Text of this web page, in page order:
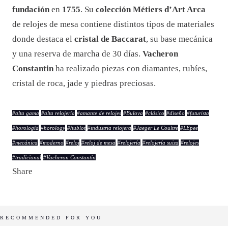
fundación en 1755. Su colección Métiers d’Art Arca
de relojes de mesa contiene distintos tipos de materiales
donde destaca el cristal de Baccarat, su base mecánica
y una reserva de marcha de 30 días. Vacheron
Constantin ha realizado piezas con diamantes, rubíes,
cristal de roca, jade y piedras preciosas.
#alta gama #alta relojería #amante de relojes #Bulova #clásico #diseño #futurista
#horología #horology #hublot #industria relojera #Jaeger Le Coultre #LEpee
#mecánica #moderno #reloj #reloj de mesa #relojería #relojería suiza #relojes
#tradicional #Vacheron Constantin
Share
RECOMMENDED FOR YOU